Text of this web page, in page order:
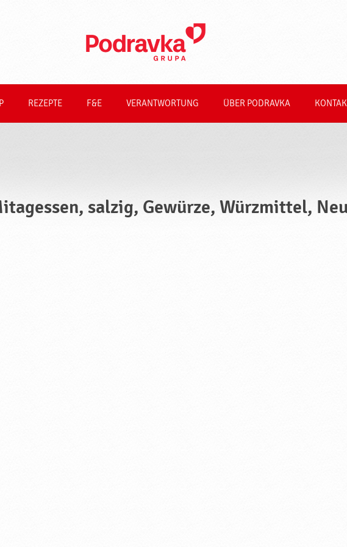
REZEPTE F&E VERANTWORTUNG ÜBER PODRAVKA
salzig, Gewürze, Würzmittel,